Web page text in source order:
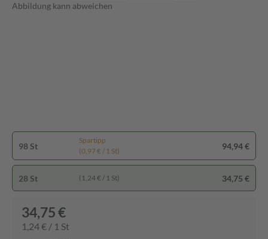
Abbildung kann abweichen
98 St
Spartipp
(0,97 € / 1 St)
94,94 €
28 St (1,24 € / 1 St) 34,75 €
34,75 €
1,24 € / 1 St